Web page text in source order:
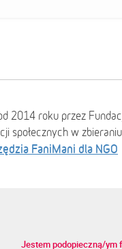
2014 roku przez
społecznych w
FaniMani dla NGO
Jestem podopieczną/ym